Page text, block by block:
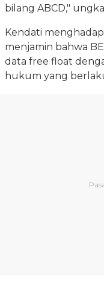
bilang ABCD,"
Kendati
menjamin bahwa
data free float
hukum yang